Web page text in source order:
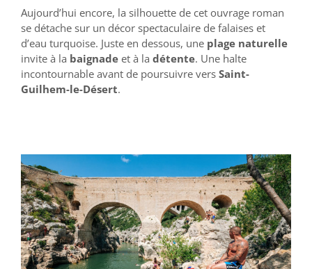
Aujourd’hui encore, la silhouette de cet ouvrage roman
se détache sur un décor spectaculaire de falaises et
d’eau turquoise. Juste en dessous, une plage naturelle
invite à la baignade et à la détente. Une halte
incontournable avant de poursuivre vers Saint-
Guilhem-le-Désert.